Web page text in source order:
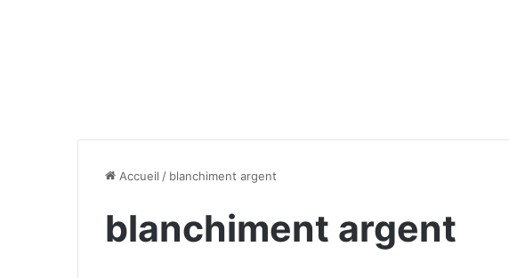
Accueil / blanchiment argent
blanchiment argent